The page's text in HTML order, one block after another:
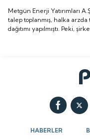
toplamdaz 961 bin
yapılmıştı. Peki,
işlem görecek?
Metgün Enerji Yatırımları
talep toplanmış, halka arzda
dağıtımı yapılmıştı. Peki,
HABERLER